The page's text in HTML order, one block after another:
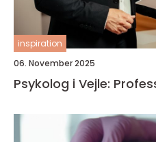
inspiration
06. November 2025
Psykolog i Vejle: